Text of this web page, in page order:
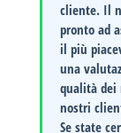
cliente. Il
pronto ad
il più
una
qualità dei
nostri
Se state